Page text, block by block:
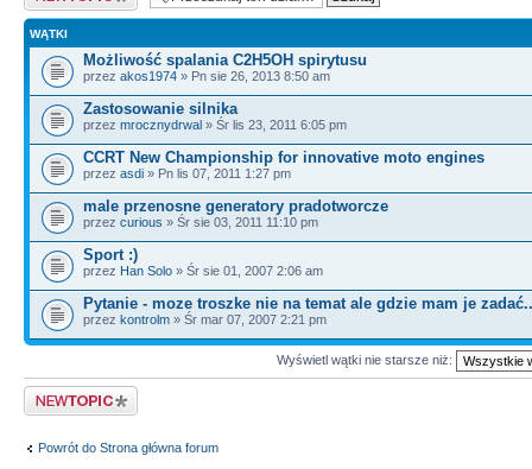
WĄTKI
Możliwość spalania C2H5OH spirytusu
przez akos1974 » Pn sie 26, 2013 8:50 am
Zastosowanie silnika
przez mrocznydrwal » Śr lis 23, 2011 6:05 pm
CCRT New Championship for innovative moto engines
przez asdi » Pn lis 07, 2011 1:27 pm
male przenosne generatory pradotworcze
przez curious » Śr sie 03, 2011 11:10 pm
Sport :)
przez Han Solo » Śr sie 01, 2007 2:06 am
Pytanie - moze troszke nie na temat ale gdzie mam je zadać..
przez kontrolm » Śr mar 07, 2007 2:21 pm
Wyświetl wątki nie starsze niż:
Napisz wątek
Powrót do Strona główna forum